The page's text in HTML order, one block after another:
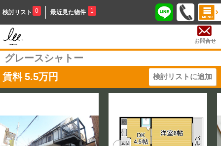
検討リスト 0 最近見た物件 1
お問合せ
グレースシャトー
賃料 5.5万円 検討リストに追加